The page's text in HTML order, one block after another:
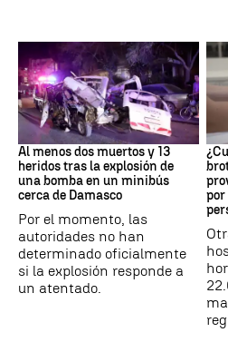
SIRIA
Al menos dos muertos y 13
heridos tras la explosión de
una bomba en un minibús
cerca de Damasco
Por el momento, las
autoridades no han
determinado oficialmente
si la explosión responde a
un atentado.
por